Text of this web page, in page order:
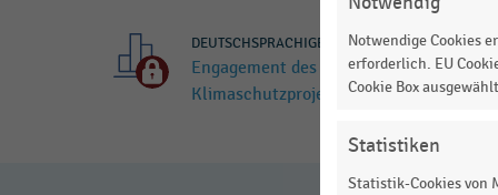
DEUTSCHSPRACHIGER EINZELHANDEL|
Engagement des deutschsprachigen
Klimaschutzprojekten/-initiativen (2023)
Fashion
Notwendige Cookies
erforderlich. EU
Cookie Box
Statistiken
Statistik-Cookies von